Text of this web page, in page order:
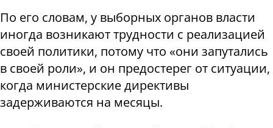
По его словам, у выборных органов власти
иногда возникают трудности с реализацией
своей политики, потому что «они запутались
в своей роли», и он предостерег от ситуации,
когда министерские директивы
задерживаются на месяцы.